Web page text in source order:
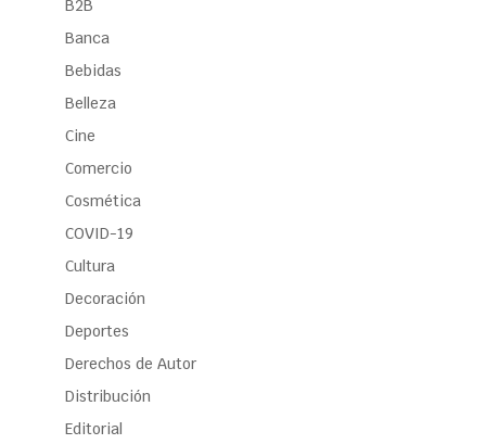
B2B
Banca
Bebidas
Belleza
Cine
Comercio
Cosmética
COVID-19
Cultura
Decoración
Deportes
Derechos de Autor
Distribución
Editorial